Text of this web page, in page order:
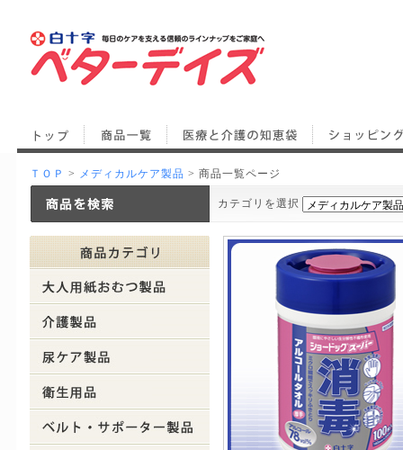
ＴＯＰ > メディカルケア製品 > 商品一覧ページ
カテゴリを選択